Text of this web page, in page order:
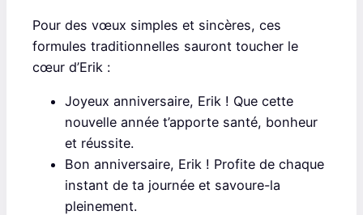
Pour des vœux simples et sincères, ces
formules traditionnelles sauront toucher le
cœur d’Erik :
Joyeux anniversaire, Erik ! Que cette
nouvelle année t’apporte santé, bonheur
et réussite.
Bon anniversaire, Erik ! Profite de chaque
instant de ta journée et savoure-la
pleinement.